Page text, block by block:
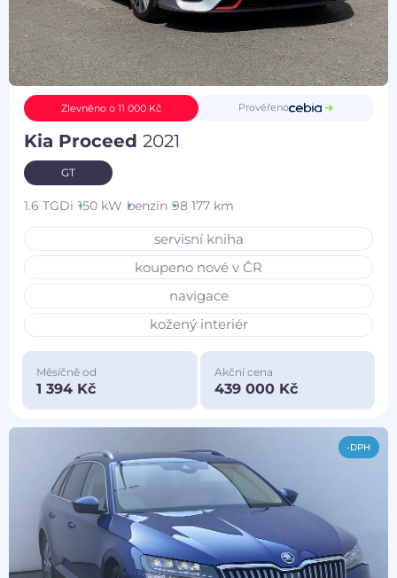
Zlevněno o 11 000 Kč Prověřeno
Kia Proceed2021
GT
1.6 TGDi 150 kW benzín 98 177 km
servisní kniha
koupeno nové v ČR
navigace
kožený interiér
Měsíčně od
1 394 Kč
Akční cena
439 000 Kč
-DPH